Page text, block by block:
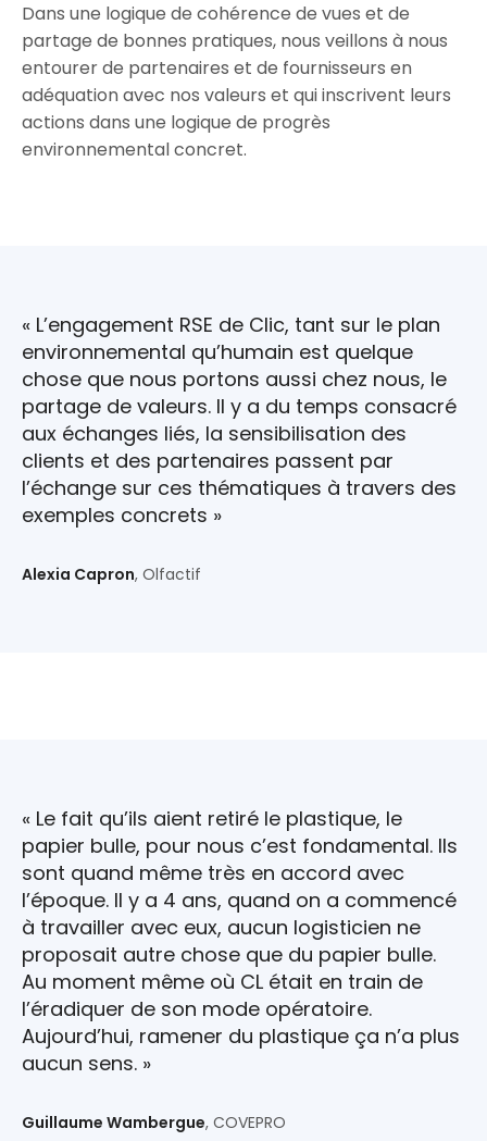
Dans une logique de cohérence de vues et de
partage de bonnes pratiques, nous veillons à nous
entourer de partenaires et de fournisseurs en
adéquation avec nos valeurs et qui inscrivent leurs
actions dans une logique de progrès
environnemental concret.
« L’engagement RSE de Clic, tant sur le plan
environnemental qu’humain est quelque
chose que nous portons aussi chez nous, le
partage de valeurs. Il y a du temps consacré
aux échanges liés, la sensibilisation des
clients et des partenaires passent par
l’échange sur ces thématiques à travers des
exemples concrets »
Alexia Capron, Olfactif
« Le fait qu’ils aient retiré le plastique, le
papier bulle, pour nous c’est fondamental. Ils
sont quand même très en accord avec
l’époque. Il y a 4 ans, quand on a commencé
à travailler avec eux, aucun logisticien ne
proposait autre chose que du papier bulle.
Au moment même où CL était en train de
l’éradiquer de son mode opératoire.
Aujourd’hui, ramener du plastique ça n’a plus
aucun sens. »
Guillaume Wambergue, COVEPRO